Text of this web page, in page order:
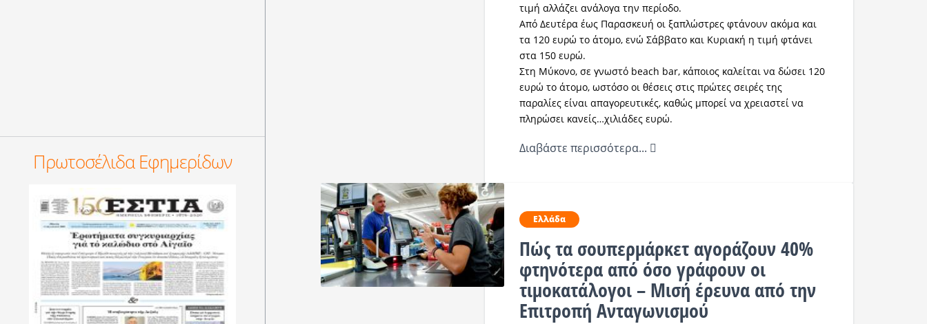
τιμή αλλάζει ανάλογα την περίοδο.
Από Δευτέρα έως Παρασκευή οι ξαπλώστρες φτάνουν ακόμα και
τα 120 ευρώ το άτομο, ενώ Σάββατο και Κυριακή η τιμή φτάνει
στα 150 ευρώ.
Στη Μύκονο, σε γνωστό beach bar, κάποιος καλείται να δώσει 120
ευρώ το άτομο, ωστόσο οι θέσεις στις πρώτες σειρές της
παραλίες είναι απαγορευτικές, καθώς μπορεί να χρειαστεί να
πληρώσει κανείς…χιλιάδες ευρώ.
Διαβάστε περισσότερα...
Ελλάδα
Πώς τα σουπερμάρκετ αγοράζουν 40%
φτηνότερα από όσο γράφουν οι
τιμοκατάλογοι – Μισή έρευνα από την
Επιτροπή Ανταγωνισμού
Πρωτοσέλιδα Εφημερίδων